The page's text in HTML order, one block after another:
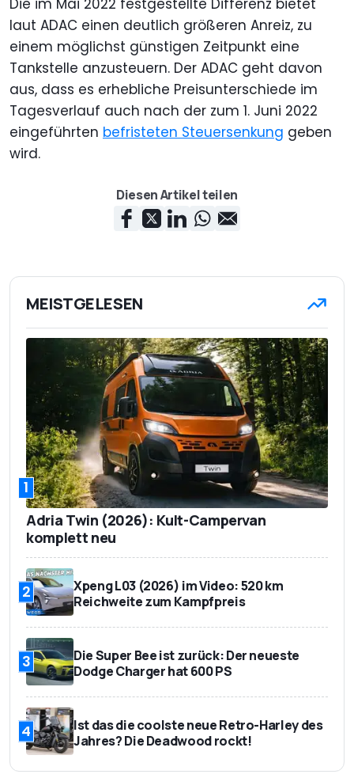
Die im Mai 2022 festgestellte Differenz bietet
laut ADAC einen deutlich größeren Anreiz, zu
einem möglichst günstigen Zeitpunkt eine
Tankstelle anzusteuern. Der ADAC geht davon
aus, dass es erhebliche Preisunterschiede im
Tagesverlauf auch nach der zum 1. Juni 2022
eingeführten befristeten Steuersenkung geben
wird.
Diesen Artikel teilen
MEISTGELESEN
1
Adria Twin (2026): Kult-Campervan
komplett neu
2
Xpeng L03 (2026) im Video: 520 km
Reichweite zum Kampfpreis
3
Die Super Bee ist zurück: Der neueste
Dodge Charger hat 600 PS
4
Ist das die coolste neue Retro-Harley des
Jahres? Die Deadwood rockt!